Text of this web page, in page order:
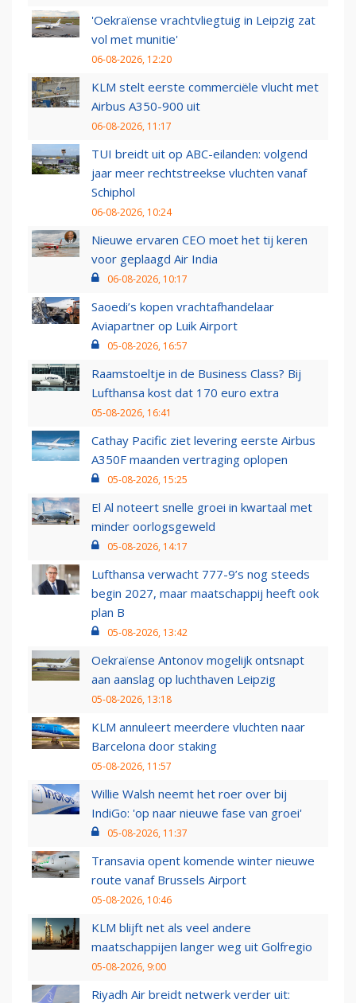
'Oekraïense vrachtvliegtuig in Leipzig zat
vol met munitie'
06-08-2026, 12:20
KLM stelt eerste commerciële vlucht met
Airbus A350-900 uit
06-08-2026, 11:17
TUI breidt uit op ABC-eilanden: volgend
jaar meer rechtstreekse vluchten vanaf
Schiphol
06-08-2026, 10:24
Nieuwe ervaren CEO moet het tij keren
voor geplaagd Air India
06-08-2026, 10:17
Saoedi’s kopen vrachtafhandelaar
Aviapartner op Luik Airport
05-08-2026, 16:57
Raamstoeltje in de Business Class? Bij
Lufthansa kost dat 170 euro extra
05-08-2026, 16:41
Cathay Pacific ziet levering eerste Airbus
A350F maanden vertraging oplopen
05-08-2026, 15:25
El Al noteert snelle groei in kwartaal met
minder oorlogsgeweld
05-08-2026, 14:17
Lufthansa verwacht 777-9’s nog steeds
begin 2027, maar maatschappij heeft ook
plan B
05-08-2026, 13:42
Oekraïense Antonov mogelijk ontsnapt
aan aanslag op luchthaven Leipzig
05-08-2026, 13:18
KLM annuleert meerdere vluchten naar
Barcelona door staking
05-08-2026, 11:57
Willie Walsh neemt het roer over bij
IndiGo: 'op naar nieuwe fase van groei'
05-08-2026, 11:37
Transavia opent komende winter nieuwe
route vanaf Brussels Airport
05-08-2026, 10:46
KLM blijft net als veel andere
maatschappijen langer weg uit Golfregio
05-08-2026, 9:00
Riyadh Air breidt netwerk verder uit: